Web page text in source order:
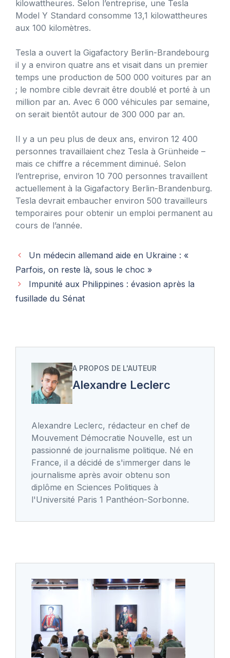
kilowattheures. Selon l’entreprise, une Tesla
Model Y Standard consomme 13,1 kilowattheures
aux 100 kilomètres.
Tesla a ouvert la Gigafactory Berlin-Brandebourg
il y a environ quatre ans et visait dans un premier
temps une production de 500 000 voitures par an
; le nombre cible devrait être doublé et porté à un
million par an. Avec 6 000 véhicules par semaine,
on serait bientôt autour de 300 000 par an.
Il y a un peu plus de deux ans, environ 12 400
personnes travaillaient chez Tesla à Grünheide –
mais ce chiffre a récemment diminué. Selon
l’entreprise, environ 10 700 personnes travaillent
actuellement à la Gigafactory Berlin-Brandenburg.
Tesla devrait embaucher environ 500 travailleurs
temporaires pour obtenir un emploi permanent au
cours de l’année.
Un médecin allemand aide en Ukraine : «
Parfois, on reste là, sous le choc »
Impunité aux Philippines : évasion après la
fusillade du Sénat
A PROPOS DE L'AUTEUR
Alexandre Leclerc
Alexandre Leclerc, rédacteur en chef de
Mouvement Démocratie Nouvelle, est un
passionné de journalisme politique. Né en
France, il a décidé de s'immerger dans le
journalisme après avoir obtenu son
diplôme en Sciences Politiques à
l'Université Paris 1 Panthéon-Sorbonne.